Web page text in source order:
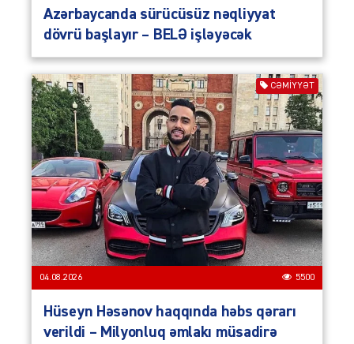
Azərbaycanda sürücüsüz nəqliyyat
dövrü başlayır – BELƏ işləyəcək
CƏMIYYƏT
04.08.2026 5500
Hüseyn Həsənov haqqında həbs qərarı
verildi – Milyonluq əmlakı müsadirə